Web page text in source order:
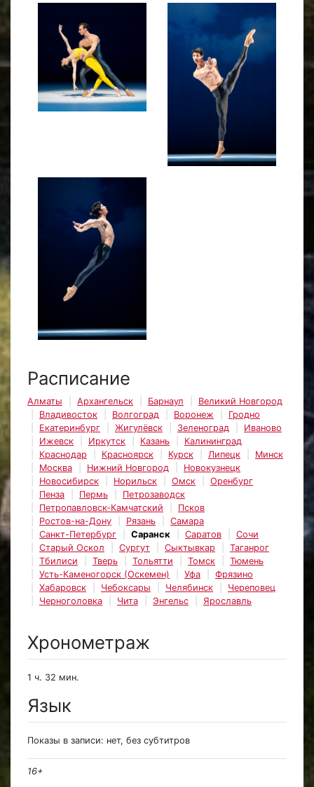
Расписание
Алматы Архангельск Барнаул
Великий Новгород
Владивосток
Волгоград Воронеж
Гродно
Екатеринбург
Жигулёвск Зеленоград
Иваново
Ижевск
Иркутск Казань
Калининград
Краснодар
Красноярск Курск Липецк
Минск
Москва
Нижний Новгород
Новокузнецк
Новосибирск
Норильск Омск
Оренбург
Пенза
Пермь
Петрозаводск
Петропавловск-Камчатский
Псков
Ростов-на-Дону
Рязань
Самара
Санкт-Петербург
Саранск Саратов
Сочи
Старый Оскол
Сургут Сыктывкар
Таганрог
Тбилиси
Тверь Тольятти Томск
Тюмень
Усть-Каменогорск (Оскемен)
Уфа
Фрязино
Хабаровск
Чебоксары Челябинск
Череповец
Черноголовка
Чита Энгельс Ярославль
Хронометраж
1 ч. 32 мин.
Язык
Показы в записи: нет, без субтитров
16+